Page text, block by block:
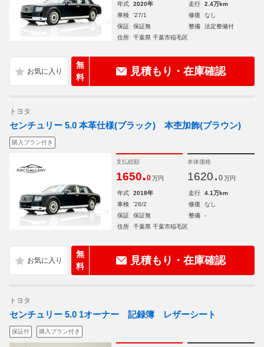
年式 2020年 走行
2.4万km
車検
'27/1 修復
なし
保証
保証無 整備
法定整備付
住所
千葉県 千葉市稲毛区
無
料
見積もり・在庫確認
トヨタ
センチュリー 5.0 本革仕様(ブラック) 本杢加飾(ブラウン)
購入プラン付き
支払総額
1650.0 万円
本体価格
1620. 0 万円
年式 2018年 走行
4.1万km
車検
'28/2 修復
なし
保証
保証無 整備
-
住所
千葉県 千葉市稲毛区
無
料
見積もり・在庫確認
トヨタ
センチュリー 5.0 1オーナー 記録簿 レザーシート
保証付 購入プラン付き